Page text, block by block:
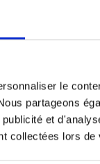
le
partageons
et
collectées lors